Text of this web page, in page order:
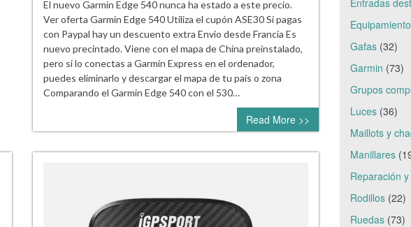
El nuevo Garmin Edge 540 nunca ha estado a este precio.
Ver oferta Garmin Edge 540 Utiliza el cupón ASE30 Si pagas
con Paypal hay un descuento extra Envio desde Francia Es
nuevo precintado. Viene con el mapa de China preinstalado,
pero si lo conectas a Garmin Express en el ordenador,
puedes eliminarlo y descargar el mapa de tu país o zona
Comparando el Garmin Edge 540 con el 530…
Read More >>
Entradas
Equipamiento
Gafas(32)
Garmin (73)
Grupos
Luces(36)
Maillots y
Manillares
Reparación
Rodillos(22)
Ruedas(73)